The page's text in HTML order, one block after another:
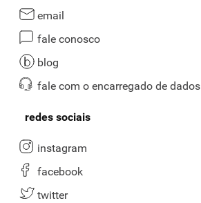
email
fale conosco
blog
fale com o encarregado de dados
redes sociais
instagram
facebook
twitter